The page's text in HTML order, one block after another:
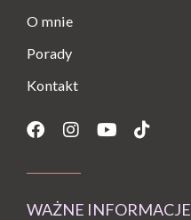
O mnie
Porady
Kontakt
Facebook
Instagram
YoutubeTiktok
WAŻNE INFORMACJE